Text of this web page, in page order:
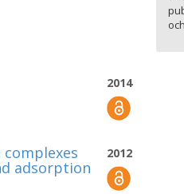
2014
2012
adsorption